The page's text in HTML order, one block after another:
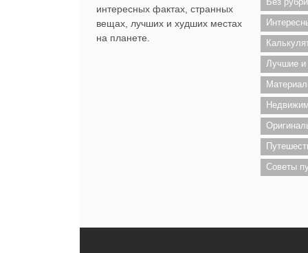
интересных фактах, странных
вещах, лучших и худших местах
на планете.
Лучшие и
Советы